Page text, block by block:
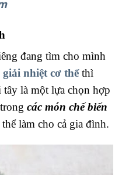
đang tìm cho mình
giải nhiệt cơ thểthì
là một lựa chọn hợp
các món chế biến
làm cho cả gia đình.